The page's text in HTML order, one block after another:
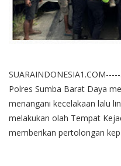
Polres Sumba Barat Daya
menangani kecelakaan lalu
melakukan olah Tempat
memberikan pertolongan